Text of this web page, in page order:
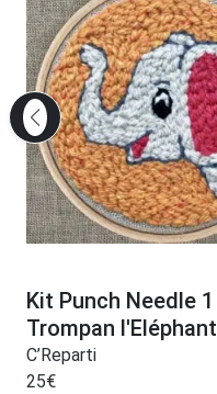
Kit Punch Needle
Trompan l'Eléphant
C’Reparti
25€